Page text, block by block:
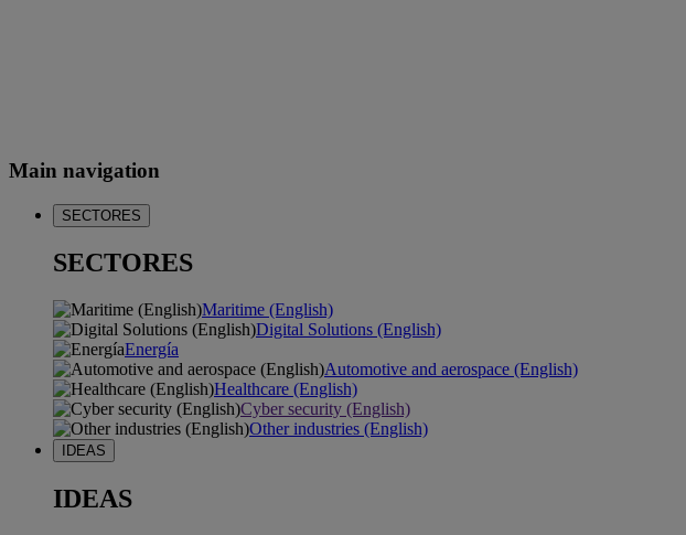
Main navigation
SECTORES
SECTORES
Maritime (English)
Digital Solutions (English)
Energía
Automotive and aerospace (English)
Healthcare (English)
Cyber security (English)
Other industries (English)
IDEAS
IDEAS